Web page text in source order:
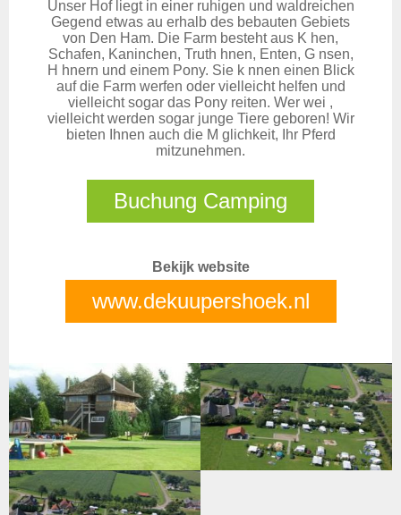
Unser Hof liegt in einer ruhigen und waldreichen
Gegend etwas au erhalb des bebauten Gebiets
von Den Ham. Die Farm besteht aus K hen,
Schafen, Kaninchen, Truth hnen, Enten, G nsen,
H hnern und einem Pony. Sie k nnen einen Blick
auf die Farm werfen oder vielleicht helfen und
vielleicht sogar das Pony reiten. Wer wei ,
vielleicht werden sogar junge Tiere geboren! Wir
bieten Ihnen auch die M glichkeit, Ihr Pferd
mitzunehmen.
Buchung Camping
Bekijk website
www.dekuupershoek.nl